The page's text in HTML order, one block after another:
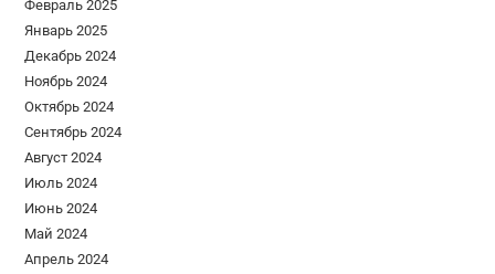
Февраль 2025
Январь 2025
Декабрь 2024
Ноябрь 2024
Октябрь 2024
Сентябрь 2024
Август 2024
Июль 2024
Июнь 2024
Май 2024
Апрель 2024